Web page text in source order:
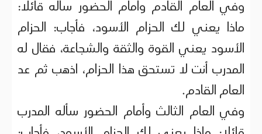
وفي العام القادم وأمام الحضور سأله قائلا:
ماذا يعني لك الحزام الأسود، فأجاب: الحزام
الأسود يعني القوة والثقة والشجاعة، فقال له
المدرب أنت لا تستحق هذا الحزام، اذهب ثم عد
العام القادم.
وفي العام الثالث وأمام الحضور سأله المدرب